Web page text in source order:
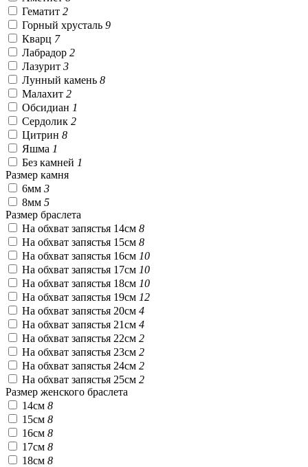
Гематит 2
Горный хрусталь 9
Кварц 7
Лабрадор 2
Лазурит 3
Лунный камень 8
Малахит 2
Обсидиан 1
Сердолик 2
Цитрин 8
Яшма 1
Без камней 1
Размер камня
6мм 3
8мм 5
Размер браслета
На обхват запястья 14см 8
На обхват запястья 15см 8
На обхват запястья 16см 10
На обхват запястья 17см 10
На обхват запястья 18см 10
На обхват запястья 19см 12
На обхват запястья 20см 4
На обхват запястья 21см 4
На обхват запястья 22см 2
На обхват запястья 23см 2
На обхват запястья 24см 2
На обхват запястья 25см 2
Размер женского браслета
14см 8
15см 8
16см 8
17см 8
18см 8